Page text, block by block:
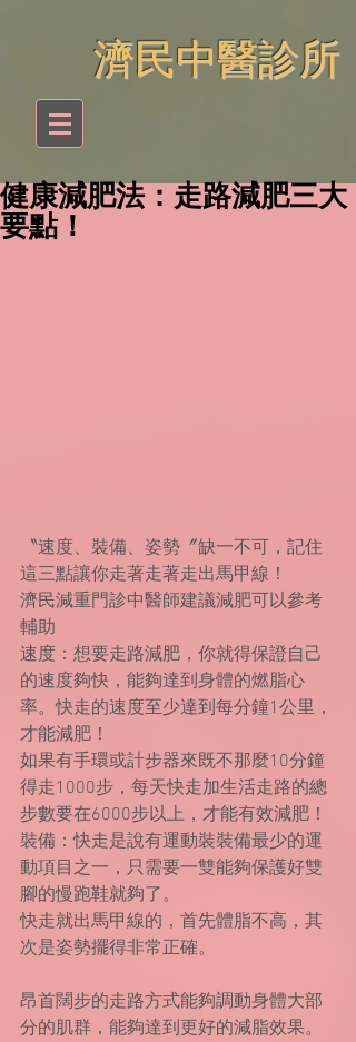
​濟民中醫診所
健康減肥法：走路減肥三大
要點！
〝速度、裝備、姿勢〞缺一不可，記住
這三點讓你走著走著走出馬甲線！
濟民減重門診中醫師建議減肥可以參考
輔助
速度：想要走路減肥，你就得保證自己
的速度夠快，能夠達到身體的燃脂心
率。快走的速度至少達到每分鐘1公里，
才能減肥！
如果有手環或計步器來既不那麼10分鐘
得走1000步，每天快走加生活走路的總
步數要在6000步以上，才能有效減肥！
裝備：快走是說有運動裝裝備最少的運
動項目之一，只需要一雙能夠保護好雙
腳的慢跑鞋就夠了。
快走就出馬甲線的，首先體脂不高，其
次是姿勢擺得非常正確。
昂首闊步的走路方式能夠調動身體大部
分的肌群，能夠達到更好的減脂效果。